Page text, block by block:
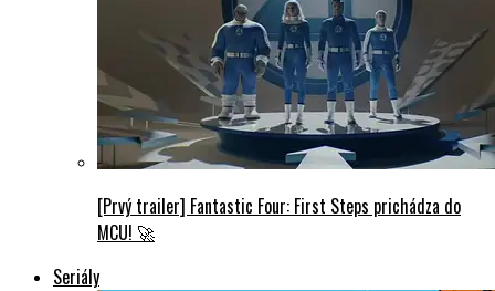
[Prvý trailer] Fantastic Four: First Steps prichádza do
MCU! 🚀
Seriály